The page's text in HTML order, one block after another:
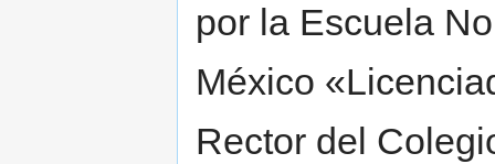
por la Escuela
México
Rector del